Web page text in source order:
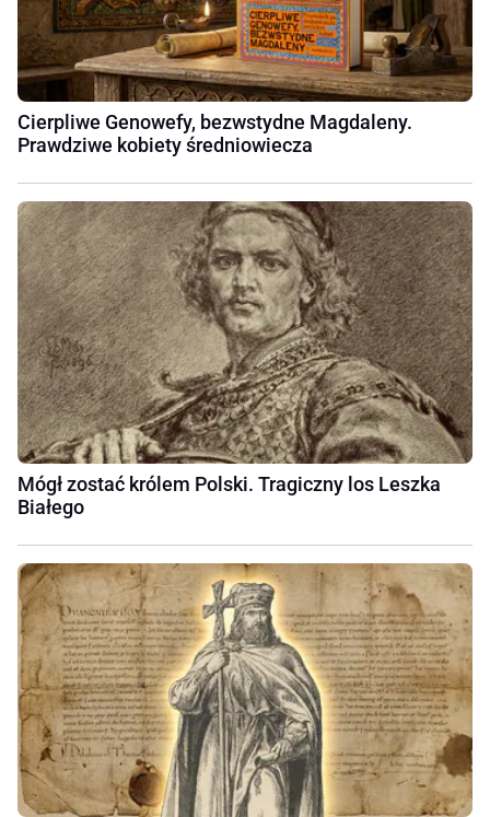
Cierpliwe Genowefy, bezwstydne Magdaleny.
Prawdziwe kobiety średniowiecza
Mógł zostać królem Polski. Tragiczny los Leszka
Białego